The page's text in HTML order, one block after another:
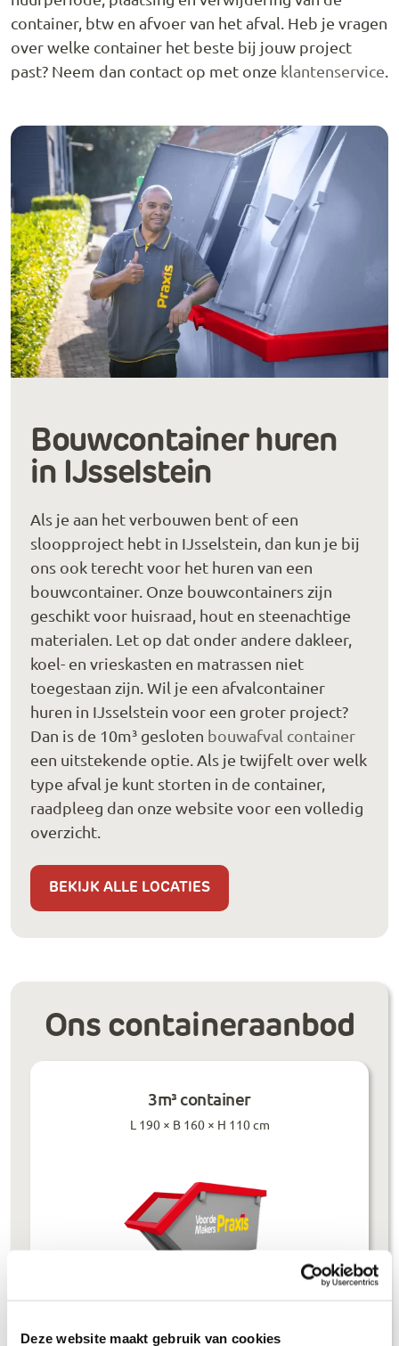
Deze website maakt gebruik van cookies
container, btw en afvoer van het afval. Heb je vragen
over welke container het beste bij jouw project
past? Neem dan contact op met onze klantenservice
Bouwcontainer huren
in IJsselstein
Als je aan het verbouwen bent of een
sloopproject hebt in IJsselstein, dan kun je bij
ons ook terecht voor het huren van een
bouwcontainer. Onze bouwcontainers zijn
geschikt voor huisraad, hout en steenachtige
materialen. Let op dat onder andere dakleer,
koel- en vrieskasten en matrassen niet
toegestaan zijn. Wil je een afvalcontainer
huren in IJsselstein voor een groter project?
Dan is de 10m³ gesloten bouwafval container
een uitstekende optie. Als je twijfelt over welk
type afval je kunt storten in de container,
raadpleeg dan onze website voor een volledig
overzicht.
BEKIJK ALLE LOCATIES
Ons containeraanbod
3m³ container
L 190 × B 160 × H 110 cm